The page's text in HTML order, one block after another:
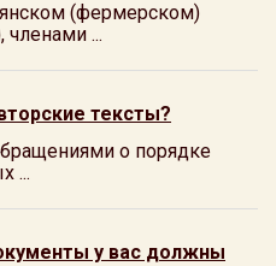
(фермерском)
членами ...
тексты?
о порядке
...
у вас должны